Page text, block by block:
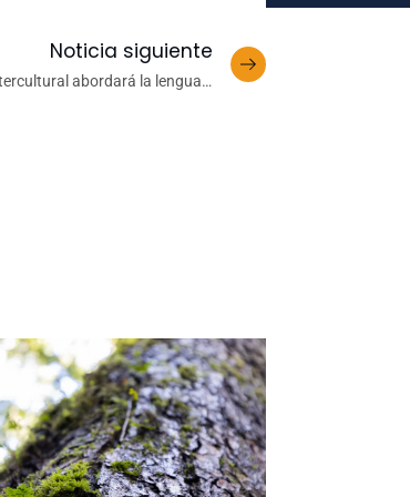
Noticia siguiente
abordará la lengua y